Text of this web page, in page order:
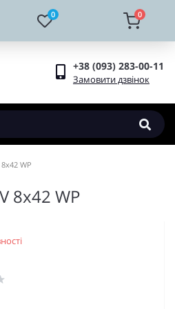
0 0
+38 (093) 283-00-11
Замовити дзвінок
WP
8x42 WP